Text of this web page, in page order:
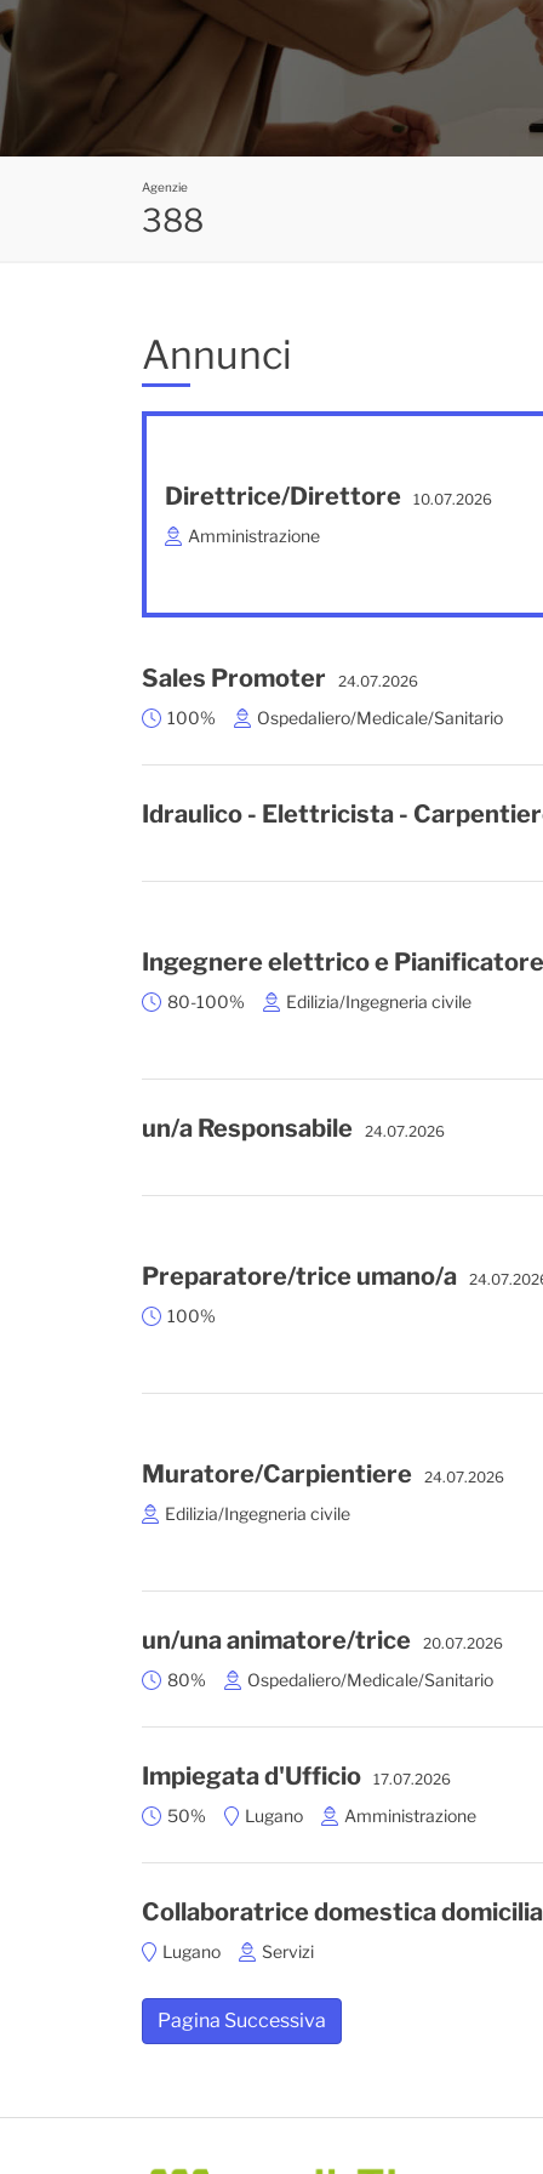
Agenzie
388
Annunci
Direttrice/Direttore 10.07.2026
Amministrazione
Sales Promoter 24.07.2026
100% Ospedaliero/Medicale/Sanitario
Idraulico - Elettricista -
Ingegnere elettrico e
80-100% Edilizia/Ingegneria civile
un/a Responsabile 24.07.2026
Preparatore/trice umano/a
100%
Muratore/Carpientiere 24.07.2026
Edilizia/Ingegneria civile
un/una animatore/trice 20.07.2026
80% Ospedaliero/Medicale/Sanitario
Impiegata d'Ufficio 17.07.2026
50% Lugano Amministrazione
Collaboratrice domestica
Lugano Servizi
Pagina Successiva